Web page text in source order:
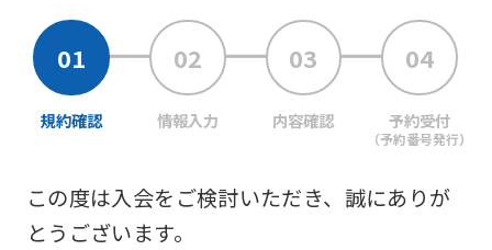
規約確認 情報入力 内容確認 予約受付
（予約番号発行）
この度は入会をご検討いただき、誠にありが
とうございます。